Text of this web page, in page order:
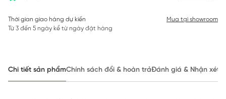
Thời gian giao hàng dự kiến
Từ 3 đến 5 ngày kể từ ngày đặt hàng
Mua tại showroom
Chi tiết sản phẩmChính sách đổi & hoàn trảĐánh giá & Nhận xét